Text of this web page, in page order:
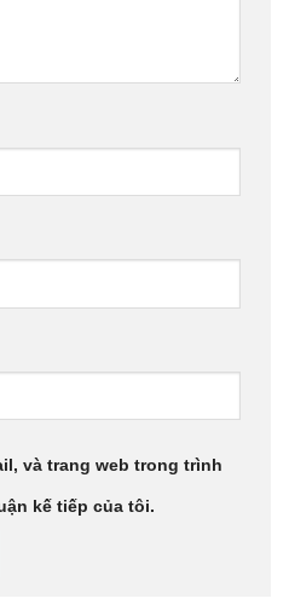
và trang web trong trình
kế tiếp của tôi.